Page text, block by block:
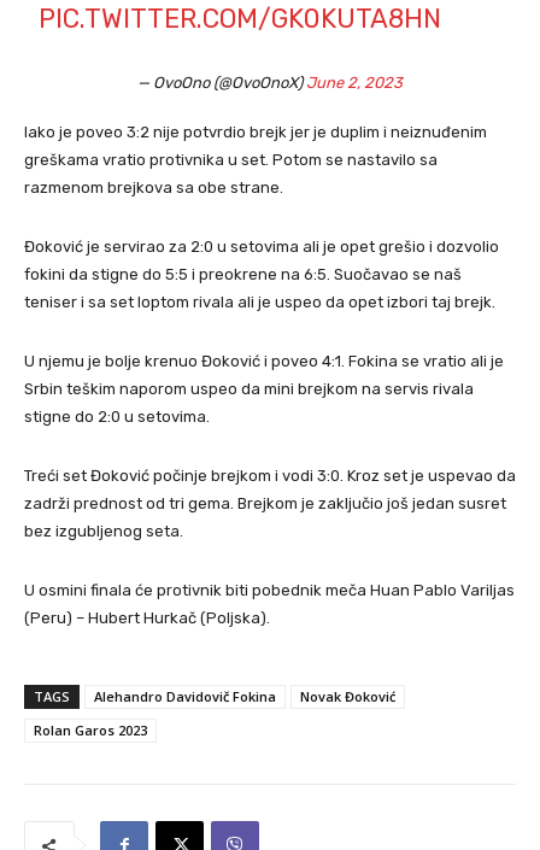
PIC.TWITTER.COM/GK0KUTA8HN
— OvoOno (@OvoOnoX)June 2, 2023
Iako je poveo 3:2 nije potvrdio brejk jer je duplim i neiznuđenim
greškama vratio protivnika u set. Potom se nastavilo sa
razmenom brejkova sa obe strane.
Đoković je servirao za 2:0 u setovima ali je opet grešio i dozvolio
fokini da stigne do 5:5 i preokrene na 6:5. Suočavao se naš
teniser i sa set loptom rivala ali je uspeo da opet izbori taj brejk.
U njemu je bolje krenuo Đoković i poveo 4:1. Fokina se vratio ali je
Srbin teškim naporom uspeo da mini brejkom na servis rivala
stigne do 2:0 u setovima.
Treći set Đoković počinje brejkom i vodi 3:0. Kroz set je uspevao da
zadrži prednost od tri gema. Brejkom je zaključio još jedan susret
bez izgubljenog seta.
U osmini finala će protivnik biti pobednik meča Huan Pablo Variljas
(Peru) – Hubert Hurkač (Poljska).
TAGS Alehandro Davidovič Fokina
Novak Đoković
Rolan Garos 2023